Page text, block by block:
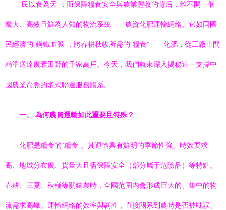
“民以食為天”，而保障糧食安全與農業豐收的背后，離不開一個
龐大、高效且鮮為人知的物流系統——農資化肥運輸網絡。它如同國
民經濟的“鋼鐵血脈”，將春耕秋收所需的“糧食”——化肥，從工廠車間
精準送達廣袤田野的千家萬戶。今天，我們就來深入揭秘這一支撐中
國農業命脈的多式聯運服務體系。
一、 為何農資運輸如此重要且特殊？
化肥是糧食的“糧食”。其運輸具有鮮明的季節性強、時效要求
高、地域分布廣、貨量大且需保障安全（部分屬于危險品）等特點。
春耕、三夏、秋種等關鍵農時，全國范圍內會形成巨大的、集中的物
流需求高峰。運輸網絡的效率與韌性，直接關系到農時是否被耽誤、